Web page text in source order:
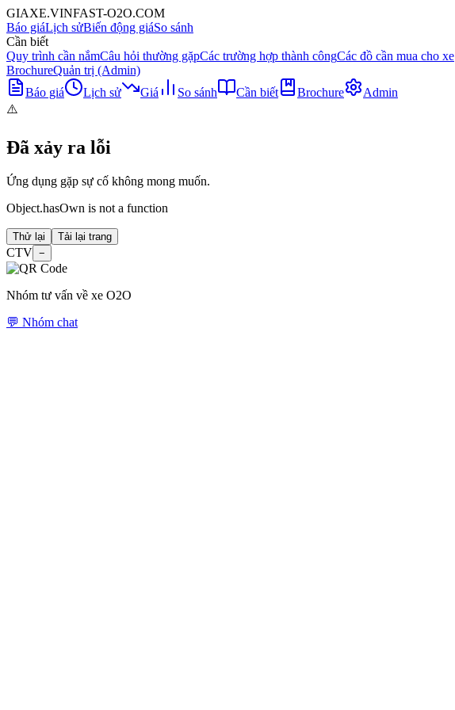
GIAXE.VINFAST-O2O.COM
Báo giáLịch sửBiến động giáSo sánh
Cần biết
Quy trình cần nắmCâu hỏi thường gặpCác trường hợp thành côngCác đồ cần mua cho xe
BrochureQuản trị (Admin)
Báo giá
Lịch sử Giá So sánh Cần biết Brochure
Admin
⚠️
Đã xảy ra lỗi
Ứng dụng gặp sự cố không mong muốn.
Object.hasOwn is not a function
Thử lại Tải lại trang
CTV −
Nhóm tư vấn về xe O2O
💬 Nhóm chat